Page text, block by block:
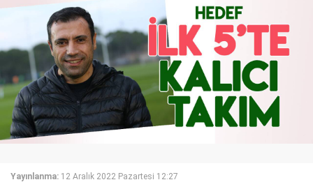
Yayınlanma: 12 Aralık 2022 Pazartesi 12:27